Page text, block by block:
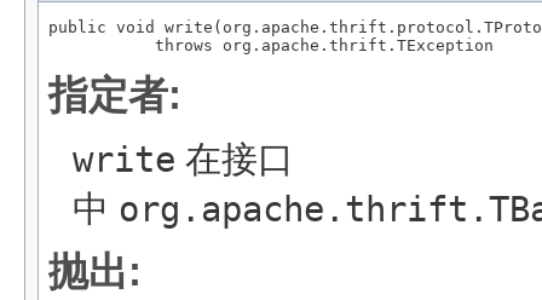
public void
           throws org.apache.thrift.TException
指定者:
write 在接口
中
抛出: